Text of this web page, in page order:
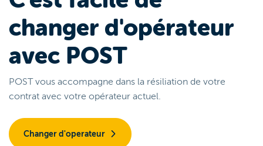
changer d'opérateur
avec POST
POST vous accompagne dans la résiliation de votre
contrat avec votre opérateur actuel.
Changer d'operateur